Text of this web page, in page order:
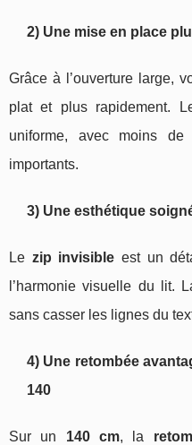
2) Une mise en place
Grâce à l’ouverture large,
plat et plus rapidement.
uniforme, avec moins
importants.
3) Une esthétique
Le zip invisible est un
l’harmonie visuelle du lit.
sans casser les lignes du
4) Une retombée
140
Sur un 140 cm, la